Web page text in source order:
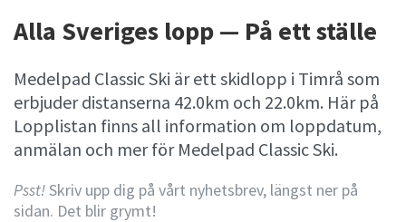
Alla Sveriges lopp — På ett ställe
Medelpad Classic Ski är ett skidlopp i Timrå som
erbjuder distanserna 42.0km och 22.0km. Här på
Lopplistan finns all information om loppdatum,
anmälan och mer för Medelpad Classic Ski.
Psst!Skriv upp dig på vårt nyhetsbrev, längst ner på
sidan. Det blir grymt!